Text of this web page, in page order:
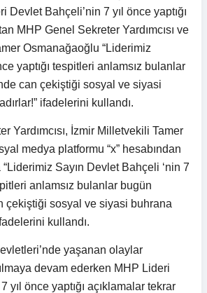
Devlet Bahçeli’nin 7 yıl önce yaptığı
MHP Genel Sekreter Yardımcısı ve
Osmanağaoğlu “Liderimiz
yaptığı tespitleri anlamsız bulanlar
can çekiştiği sosyal ve siyasi
ifadelerini kullandı.
Yardımcısı, İzmir Milletvekili Tamer
medya platformu “x” hesabından
“Liderimiz Sayın Devlet Bahçeli ‘nin 7
anlamsız bulanlar bugün
çekiştiği sosyal ve siyasi buhrana
kullandı.
yaşanan olaylar
devam ederken MHP Lideri
yıl önce yaptığı açıklamalar tekrar